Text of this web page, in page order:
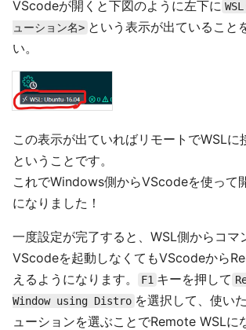
VScodeが開くと下図のように左下に
ューション名> という表示が出ていること
い。
この表示が出ていればリモートでWSLに
ということです。
これでWindows側からVScodeを使って
になりました！
一度設定が完了すると、WSL側からコマ
VScodeを起動しなくてもVScodeから
えるようになります。
F1 キーを押して
Window using Distro を選択して、使い
ューションを選ぶことでRemote WSLに